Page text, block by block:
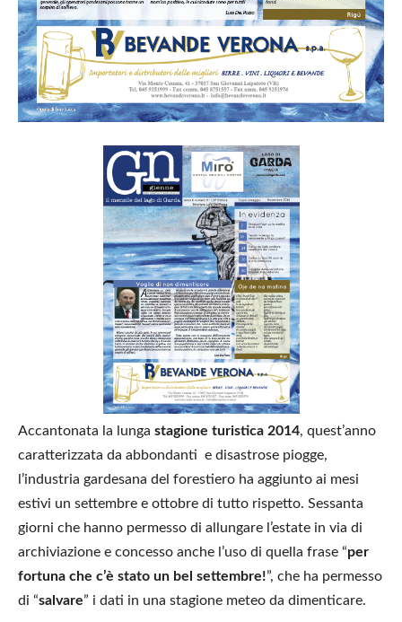
Accantonata la lunga stagione turistica 2014, quest’anno
caratterizzata da abbondanti e disastrose piogge,
l’industria gardesana del forestiero ha aggiunto ai mesi
estivi un settembre e ottobre di tutto rispetto. Sessanta
giorni che hanno permesso di allungare l’estate in via di
archiviazione e concesso anche l’uso di quella frase “per
fortuna che c’è stato un bel settembre!”, che ha permesso
di “salvare” i dati in una stagione meteo da dimenticare.